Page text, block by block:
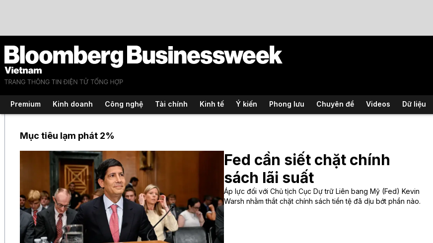
Premium Kinh doanh Công nghệ Tài chính Kinh tế Ý kiến Phong lưu Chuyên đề Videos Dữ liệu
Mục tiêu lạm phát 2%
Fed cần siết chặt chính
sách lãi suất
Áp lực đối với Chủ tịch Cục Dự trữ Liên bang Mỹ (Fed) Kevin
Warsh nhằm thắt chặt chính sách tiền tệ đã dịu bớt phần nào.